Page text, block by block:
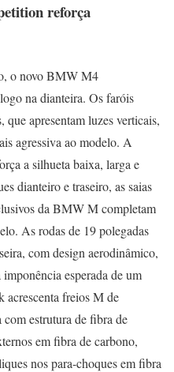
reforça
o novo BMW M4
na dianteira. Os faróis
apresentam luzes verticais,
agressiva ao modelo. A
a silhueta baixa, larga e
dianteiro e traseiro, as saias
da BMW M completam
As rodas de 19 polegadas
com design aerodinâmico,
esperada de um
freios M de
estrutura de fibra de
em fibra de carbono,
nos para-choques em fibra